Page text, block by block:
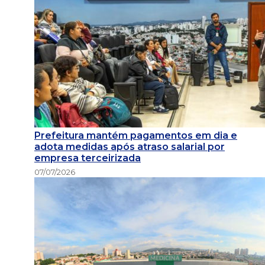
Prefeitura mantém pagamentos em dia e
adota medidas após atraso salarial por
empresa terceirizada
07/07/2026